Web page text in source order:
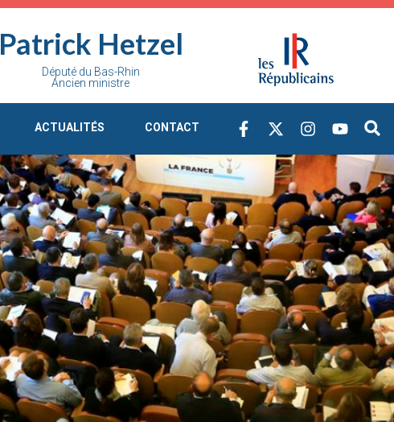
Patrick Hetzel
Député du Bas-Rhin
Ancien ministre
ACTUALITÉS CONTACT